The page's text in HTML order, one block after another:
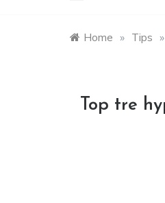
Home » Tips »
Top tre